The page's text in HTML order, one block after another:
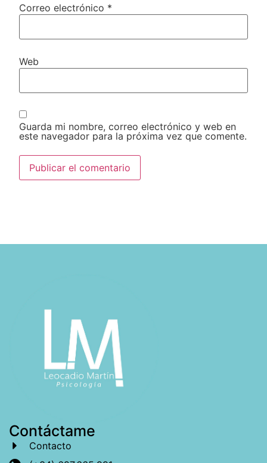
Correo electrónico *
Web
Guarda mi nombre, correo electrónico y web en
este navegador para la próxima vez que comente.
Contáctame
Contacto